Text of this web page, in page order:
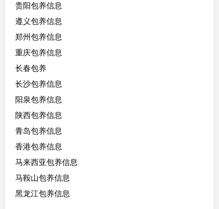
贵阳包养信息
遵义包养信息
郑州包养信息
重庆包养信息
长春包养
长沙包养信息
阳泉包养信息
陕西包养信息
青岛包养信息
香港包养信息
马来西亚包养信息
马鞍山包养信息
黑龙江包养信息